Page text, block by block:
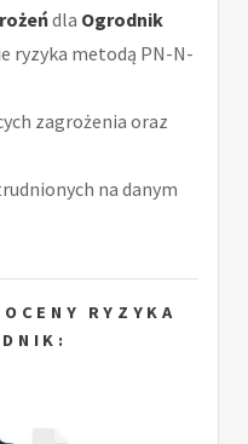
dla Ogrodnik
ryzyka metodą PN-N-
zagrożenia oraz
na danym
RYZYKA